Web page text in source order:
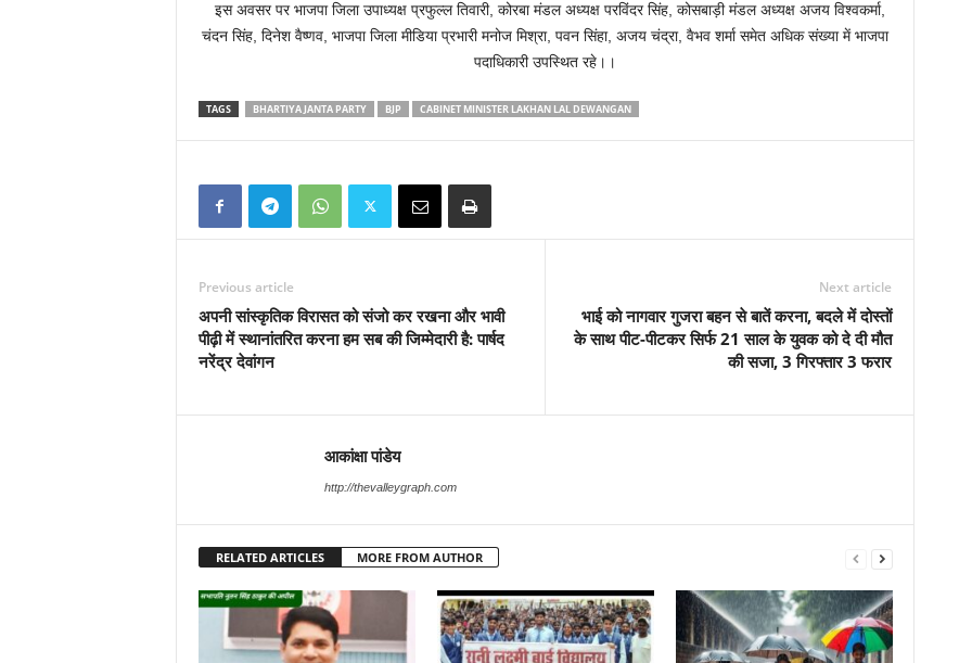
इस अवसर पर भाजपा जिला उपाध्यक्ष प्रफुल्ल तिवारी, कोरबा मंडल अध्यक्ष परविंदर सिंह, कोसबाड़ी मंडल अध्यक्ष अजय विश्वकर्मा,
चंदन सिंह, दिनेश वैष्णव, भाजपा जिला मीडिया प्रभारी मनोज मिश्रा, पवन सिंहा, अजय चंद्रा, वैभव शर्मा समेत अधिक संख्या में भाजपा
पदाधिकारी उपस्थित रहे।।
TAGS BHARTIYA JANTA PARTY BJP CABINET MINISTER LAKHAN LAL DEWANGAN
Previous article
अपनी सांस्कृतिक विरासत को संजो कर रखना और भावी
पीढ़ी में स्थानांतरित करना हम सब की जिम्मेदारी है: पार्षद
नरेंद्र देवांगन
Next article
भाई को नागवार गुजरा बहन से बातें करना, बदले में दोस्तों
के साथ पीट-पीटकर सिर्फ 21 साल के युवक को दे दी मौत
की सजा, 3 गिरफ्तार 3 फरार
आकांक्षा पांडेय
http://thevalleygraph.com
RELATED ARTICLES MORE FROM AUTHOR